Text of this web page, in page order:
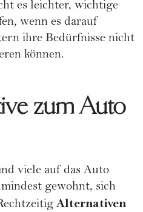
es leichter, wichtige
wenn es darauf
ihre Bedürfnisse nicht
können.
zum Auto
viele auf das Auto
gewohnt, sich
Alternativen